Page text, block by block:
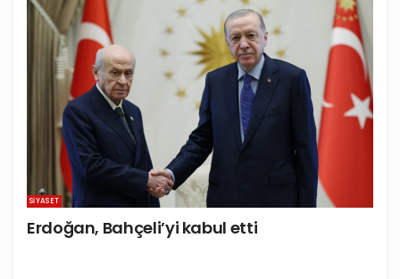
SIYASET
Erdoğan, Bahçeli’yi kabul etti